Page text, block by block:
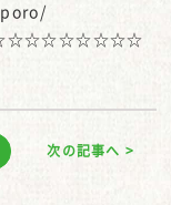
次の記事へ >